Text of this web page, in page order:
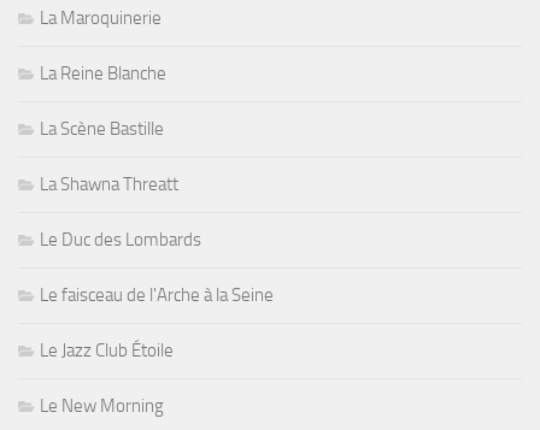
La Maroquinerie
La Reine Blanche
La Scène Bastille
La Shawna Threatt
Le Duc des Lombards
Le faisceau de l'Arche à la Seine
Le Jazz Club Étoile
Le New Morning